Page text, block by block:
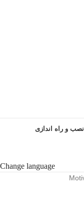
نصب و راه اندازی
Change language